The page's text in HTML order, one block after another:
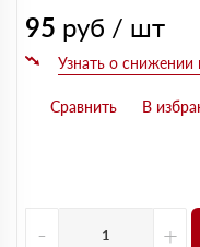
95 руб / шт
- +